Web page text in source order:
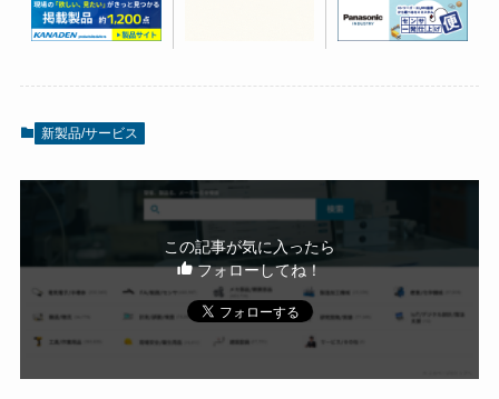
新製品/サービス
この記事が気に入ったら
フォローしてね！